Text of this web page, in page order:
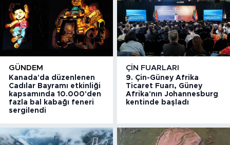
GÜNDEM
Kanada'da düzenlenen
Cadılar Bayramı etkinliği
kapsamında 10.000'den
fazla bal kabağı feneri
sergilendi
ÇIN FUARLARI
9. Çin-Güney Afrika
Ticaret Fuarı, Güney
Afrika'nın Johannesburg
kentinde başladı